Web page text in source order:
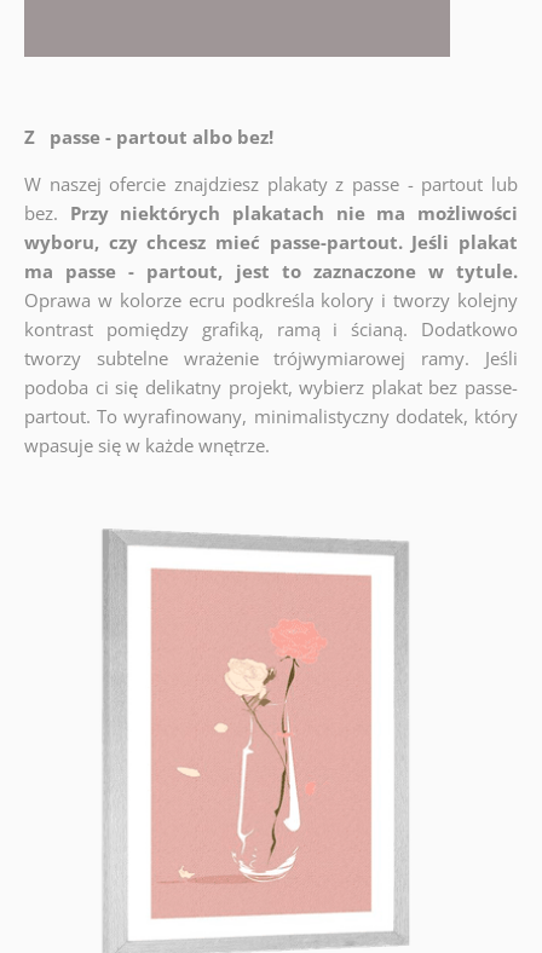
Z passe - partout albo bez!
W naszej ofercie znajdziesz plakaty z passe - partout lub
bez. Przy niektórych plakatach nie ma możliwości
wyboru, czy chcesz mieć passe-partout. Jeśli plakat
ma passe - partout, jest to zaznaczone w tytule.
Oprawa w kolorze ecru podkreśla kolory i tworzy kolejny
kontrast pomiędzy grafiką, ramą i ścianą. Dodatkowo
tworzy subtelne wrażenie trójwymiarowej ramy. Jeśli
podoba ci się delikatny projekt, wybierz plakat bez passe-
partout. To wyrafinowany, minimalistyczny dodatek, który
wpasuje się w każde wnętrze.